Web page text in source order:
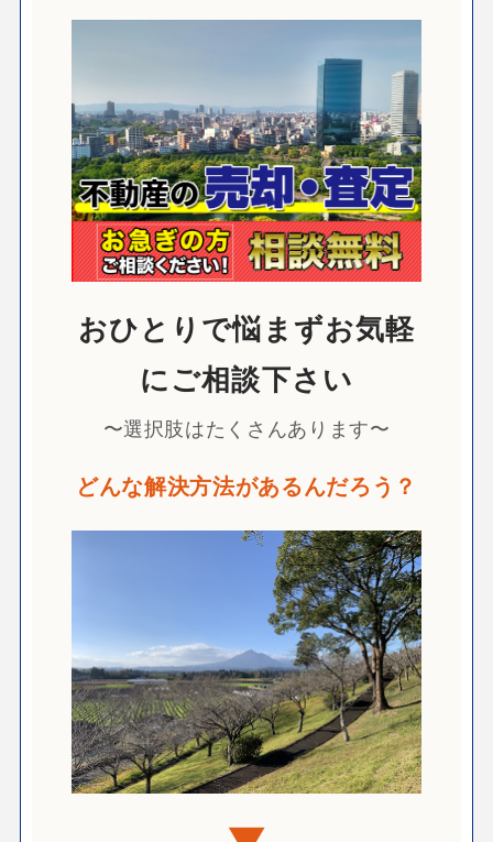
おひとりで悩まずお気軽
にご相談下さい
〜選択肢はたくさんあります〜
どんな解決方法があるんだろう？